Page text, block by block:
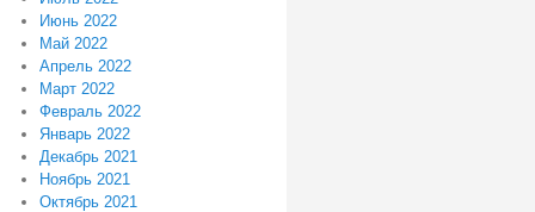
Июнь 2022
Май 2022
Апрель 2022
Март 2022
Февраль 2022
Январь 2022
Декабрь 2021
Ноябрь 2021
Октябрь 2021